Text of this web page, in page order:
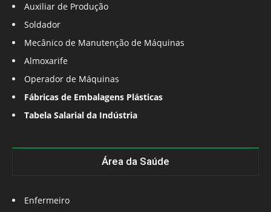
Auxiliar de Produção
Soldador
Mecânico de Manutenção de Máquinas
Almoxarife
Operador de Máquinas
Fábricas de Embalagens Plásticas
Tabela Salarial da Indústria
Área da Saúde
Enfermeiro